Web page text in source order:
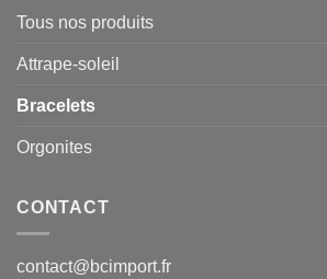
Tous nos produits
Attrape-soleil
Bracelets
Orgonites
CONTACT
contact@bcimport.fr